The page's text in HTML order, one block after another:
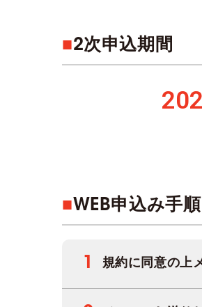
■2次申込期間
■WEB申込み手順
1 規約に同意の上